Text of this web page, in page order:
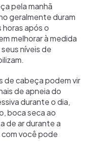
pela manhã
geralmente duram
horas após o
melhorar à medida
níveis de
de cabeça podem vir
de apneia do
durante o dia,
boca seca ao
de ar durante a
você pode